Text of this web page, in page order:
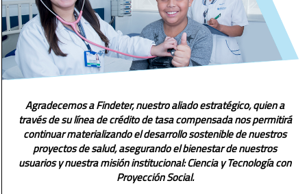
Agradecemos a Findeter, nuestro aliado estratégico, quien a
través de su línea de crédito de tasa compensada nos permitirá
continuar materializando el desarrollo sostenible de nuestros
proyectos de salud, asegurando el bienestar de nuestros
usuarios y nuestra misión institucional: Ciencia y Tecnología con
Proyección Social.